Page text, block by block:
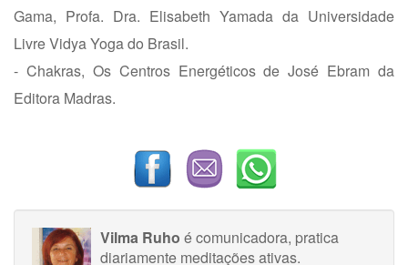
Gama, Profa. Dra. Elisabeth Yamada da Universidade
Livre Vidya Yoga do Brasil.
- Chakras, Os Centros Energéticos de José Ebram da
Editora Madras.
Vilma Ruho é comunicadora, pratica
diariamente meditações ativas.